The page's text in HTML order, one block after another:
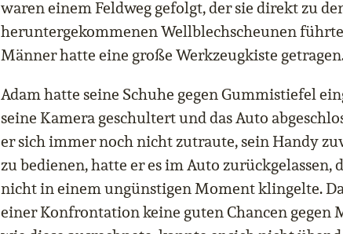
waren einem Feldweg gefolgt, der sie direkt zu
heruntergekommenen Wellblechscheunen
Männer hatte eine große Werkzeugkiste
Adam hatte seine Schuhe gegen Gummistiefel
seine Kamera geschultert und das Auto
er sich immer noch nicht zutraute, sein Handy
zu bedienen, hatte er es im Auto zurückgelassen,
nicht in einem ungünstigen Moment klingelte.
einer Konfrontation keine guten Chancen gegen